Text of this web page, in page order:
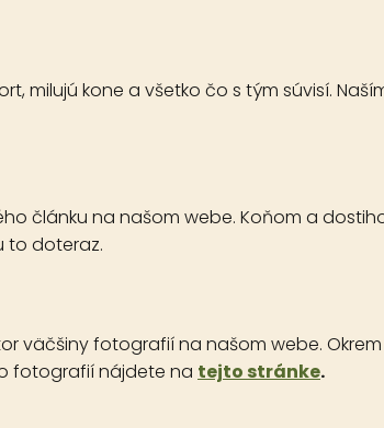
milujú kone a všetko čo s tým súvisí.
článku na našom webe. Koňom a
to doteraz.
väčšiny fotografií na našom webe.
fotografií nájdete na tejto stránke.